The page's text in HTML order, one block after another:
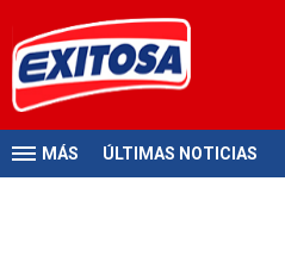
MÁS ÚLTIMAS NOTICIAS